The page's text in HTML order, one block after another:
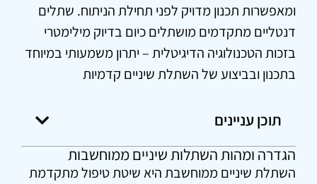
ומאפשרות תכנון מדויק לפני תחילת הניתוח. שתלים
דנטליים מתקדמים מושתלים כיום בדיוק מילימטרי
בזכות הטכנולוגיה הדיגיטלית – יתרון משמעותי במיוחד
בתכנון ובביצוע של השתלת שיניים קדמיות
תוכן עניינים
הגדרה ומהות השתלות שיניים ממוחשבות
השתלת שיניים ממוחשבת היא שיטת טיפול מתקדמת